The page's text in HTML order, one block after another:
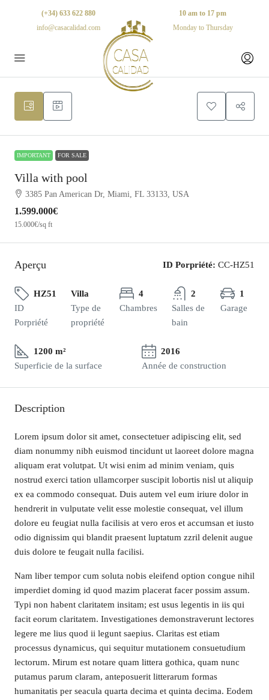
(+34) 633 622 880
info@casacalidad.com
10 am to 17 pm
Monday to Thursday
9
IMPORTANT FOR SALE
Villa with pool
3385 Pan American Dr, Miami, FL 33133, USA
1.599.000€
15.000€/sq ft
Aperçu ID Porpriété: CC-HZ51
HZ51
ID
Porpriété
Villa
Type de
propriété
4
Chambres
2
Salles de
bain
1
Garage
1200 m²
Superficie de la surface
2016
Année de construction
Description
Lorem ipsum dolor sit amet, consectetuer adipiscing elit, sed
diam nonummy nibh euismod tincidunt ut laoreet dolore magna
aliquam erat volutpat. Ut wisi enim ad minim veniam, quis
nostrud exerci tation ullamcorper suscipit lobortis nisl ut aliquip
ex ea commodo consequat. Duis autem vel eum iriure dolor in
hendrerit in vulputate velit esse molestie consequat, vel illum
dolore eu feugiat nulla facilisis at vero eros et accumsan et iusto
odio dignissim qui blandit praesent luptatum zzril delenit augue
duis dolore te feugait nulla facilisi.
Nam liber tempor cum soluta nobis eleifend option congue nihil
imperdiet doming id quod mazim placerat facer possim assum.
Typi non habent claritatem insitam; est usus legentis in iis qui
facit eorum claritatem. Investigationes demonstraverunt lectores
legere me lius quod ii legunt saepius. Claritas est etiam
processus dynamicus, qui sequitur mutationem consuetudium
lectorum. Mirum est notare quam littera gothica, quam nunc
putamus parum claram, anteposuerit litterarum formas
humanitatis per seacula quarta decima et quinta decima. Eodem